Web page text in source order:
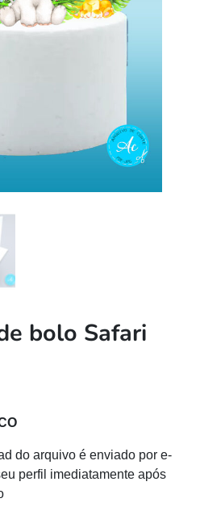
bolo Safari
do arquivo é enviado por e-
perfil imediatamente após